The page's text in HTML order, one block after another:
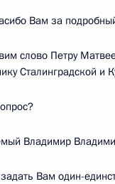
Вам за
слово Петру
Сталинградской и
Владимир
Вам один-